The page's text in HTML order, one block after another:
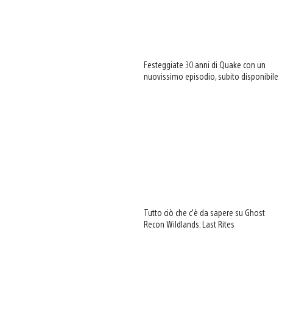
Festeggiate 30 anni di Quake con un
nuovissimo episodio, subito disponibile
Tutto ciò che c’è da sapere su Ghost
Recon Wildlands: Last Rites